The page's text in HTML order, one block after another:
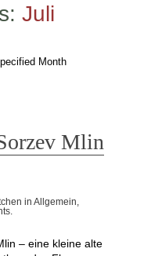
Juli
Month
Mlin
in Allgemein,